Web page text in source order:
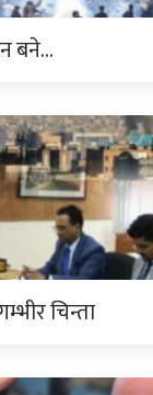
बने…
चिन्ता